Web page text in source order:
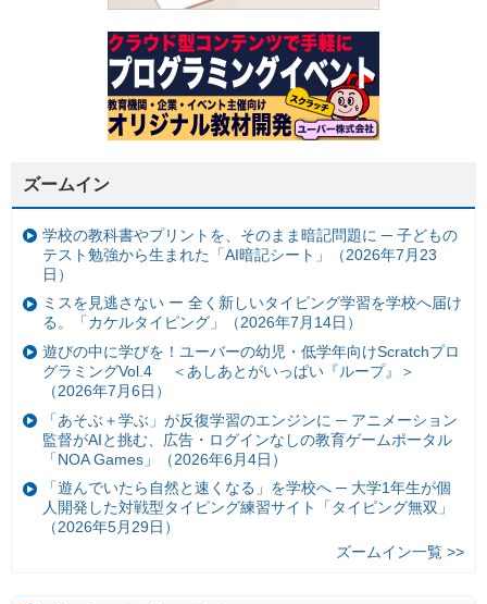
ズームイン
学校の教科書やプリントを、そのまま暗記問題に ─ 子どもの
テスト勉強から生まれた「AI暗記シート」（2026年7月23
日）
ミスを見逃さない ー 全く新しいタイピング学習を学校へ届け
る。「カケルタイピング」（2026年7月14日）
遊びの中に学びを！ユーバーの幼児・低学年向けScratchプロ
グラミングVol.4 ＜あしあとがいっぱい『ループ』＞
（2026年7月6日）
「あそぶ＋学ぶ」が反復学習のエンジンに ─ アニメーション
監督がAIと挑む、広告・ログインなしの教育ゲームポータル
「NOA Games」（2026年6月4日）
「遊んでいたら自然と速くなる」を学校へ ─ 大学1年生が個
人開発した対戦型タイピング練習サイト「タイピング無双」
（2026年5月29日）
ズームイン一覧 >>